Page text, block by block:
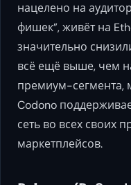
нацелено на
фишек”, живёт на
значительно
всё ещё выше, чем
премиум-сегмента,
Codono
сеть во всех своих
маркетплейсов.